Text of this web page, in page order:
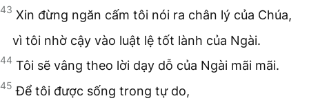
43 Xin đừng ngăn cấm tôi nói ra chân lý của Chúa,
vì tôi nhờ cậy vào luật lệ tốt lành của Ngài.
44 Tôi sẽ vâng theo lời dạy dỗ của Ngài mãi mãi.
45 Để tôi được sống trong tự do,